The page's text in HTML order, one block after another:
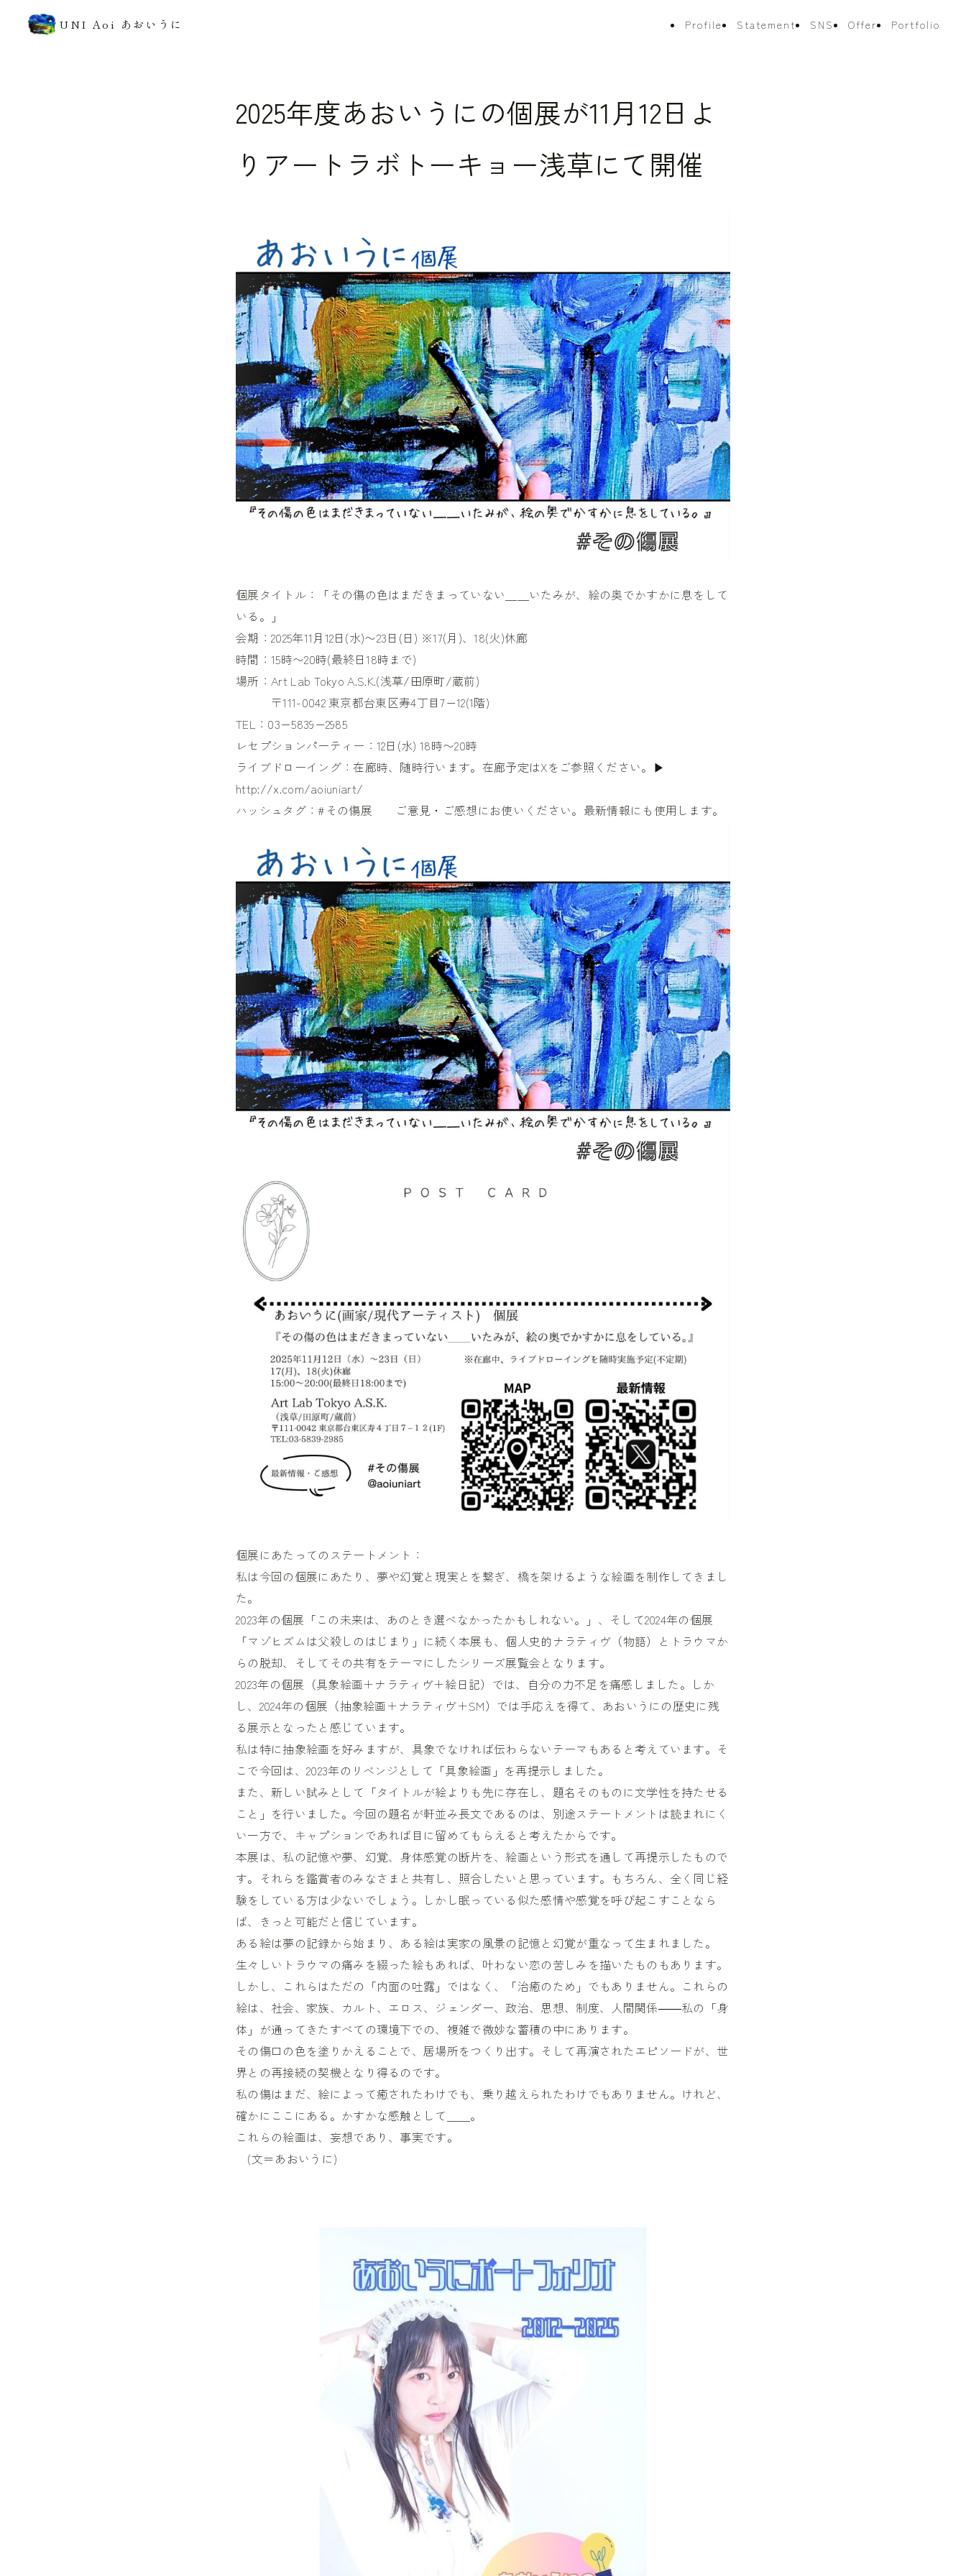
UNI Aoi あおいうに Profile Statement SNS Offer Portfolio
2025年度あおいうにの個展が11月12日よ
りアートラボトーキョー浅草にて開催
個展タイトル：「その傷の色はまだきまっていない＿＿いたみが、絵の奥でかすかに息をして
いる。」
会期：2025年11月12日(水)〜23日(日) ※17(月)、18(火)休廊
時間：15時〜20時(最終日18時まで)
場所：Art Lab Tokyo A.S.K.(浅草/田原町/蔵前)
〒111-0042 東京都台東区寿4丁目7−12(1階)
TEL：03−5839−2985
レセプションパーティー：12日(水) 18時〜20時
ライブドローイング：在廊時、随時行います。在廊予定はXをご参照ください。▶︎
http://x.com/aoiuniart/
ハッシュタグ：#その傷展 ご意見・ご感想にお使いください。最新情報にも使用します。
個展にあたってのステートメント：
私は今回の個展にあたり、夢や幻覚と現実とを繋ぎ、橋を架けるような絵画を制作してきまし
た。
2023年の個展「この未来は、あのとき選べなかったかもしれない。」、そして2024年の個展
「マゾヒズムは父殺しのはじまり」に続く本展も、個人史的ナラティヴ（物語）とトラウマか
らの脱却、そしてその共有をテーマにしたシリーズ展覧会となります。
2023年の個展（具象絵画＋ナラティヴ＋絵日記）では、自分の力不足を痛感しました。しか
し、2024年の個展（抽象絵画＋ナラティヴ＋SM）では手応えを得て、あおいうにの歴史に残
る展示となったと感じています。
私は特に抽象絵画を好みますが、具象でなければ伝わらないテーマもあると考えています。そ
こで今回は、2023年のリベンジとして「具象絵画」を再提示しました。
また、新しい試みとして「タイトルが絵よりも先に存在し、題名そのものに文学性を持たせる
こと」を行いました。今回の題名が軒並み長文であるのは、別途ステートメントは読まれにく
い一方で、キャプションであれば目に留めてもらえると考えたからです。
本展は、私の記憶や夢、幻覚、身体感覚の断片を、絵画という形式を通して再提示したもので
す。それらを鑑賞者のみなさまと共有し、照合したいと思っています。もちろん、全く同じ経
験をしている方は少ないでしょう。しかし眠っている似た感情や感覚を呼び起こすことなら
ば、きっと可能だと信じています。
ある絵は夢の記録から始まり、ある絵は実家の風景の記憶と幻覚が重なって生まれました。
生々しいトラウマの痛みを綴った絵もあれば、叶わない恋の苦しみを描いたものもあります。
しかし、これらはただの「内面の吐露」ではなく、「治癒のため」でもありません。これらの
絵は、社会、家族、カルト、エロス、ジェンダー、政治、思想、制度、人間関係――私の「身
体」が通ってきたすべての環境下での、複雑で微妙な蓄積の中にあります。
その傷口の色を塗りかえることで、居場所をつくり出す。そして再演されたエピソードが、世
界との再接続の契機となり得るのです。
私の傷はまだ、絵によって癒されたわけでも、乗り越えられたわけでもありません。けれど、
確かにここにある。かすかな感触として＿＿。
これらの絵画は、妄想であり、事実です。
(文＝あおいうに)